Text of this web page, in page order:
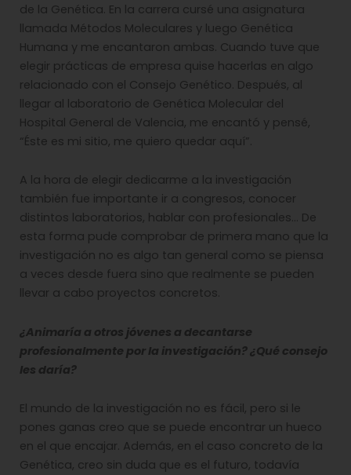
de la Genética. En la carrera cursé una asignatura
llamada Métodos Moleculares y luego Genética
Humana y me encantaron ambas. Cuando tuve que
elegir prácticas de empresa quise hacerlas en algo
relacionado con el Consejo Genético. Después, al
llegar al laboratorio de Genética Molecular del
Hospital General de Valencia, me encantó y pensé,
“Éste es mi sitio, me quiero quedar aquí”.
A la hora de elegir dedicarme a la investigación
también fue importante ir a congresos, conocer
distintos laboratorios, hablar con profesionales… De
esta forma pude comprobar de primera mano que la
investigación no es algo tan general como se piensa
a veces desde fuera sino que realmente se pueden
llevar a cabo proyectos concretos.
¿Animaría a otros jóvenes a decantarse
profesionalmente por la investigación? ¿Qué consejo
les daría?
El mundo de la investigación no es fácil, pero si le
pones ganas creo que se puede encontrar un hueco
en el que encajar. Además, en el caso concreto de la
Genética, creo sin duda que es el futuro, todavía